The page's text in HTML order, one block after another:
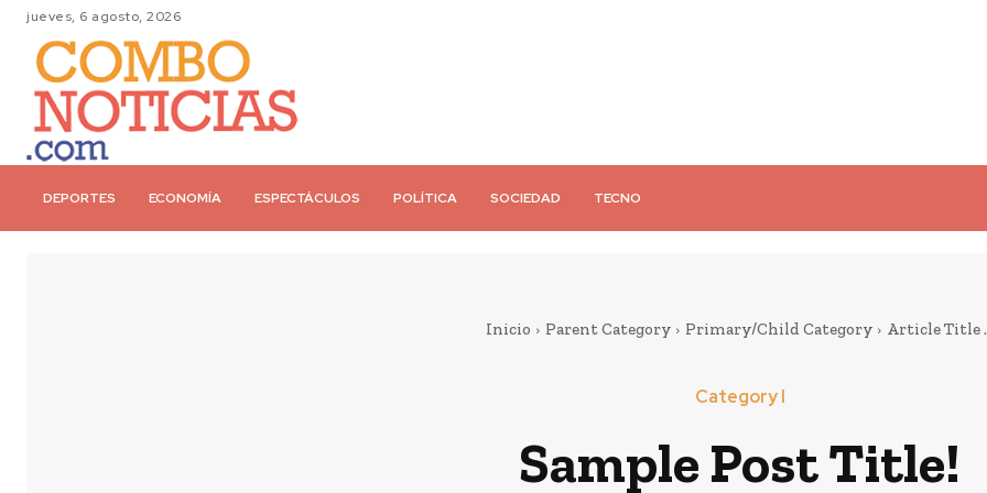
jueves, 6 agosto, 2026
DEPORTES ECONOMÍA ESPECTÁCULOS POLÍTICA SOCIEDAD TECNO
Inicio Parent Category Primary/Child Category Article Title
Category I
Sample Post Title!